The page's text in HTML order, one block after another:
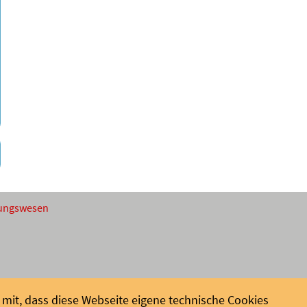
dass diese Webseite eigene technische Cookies